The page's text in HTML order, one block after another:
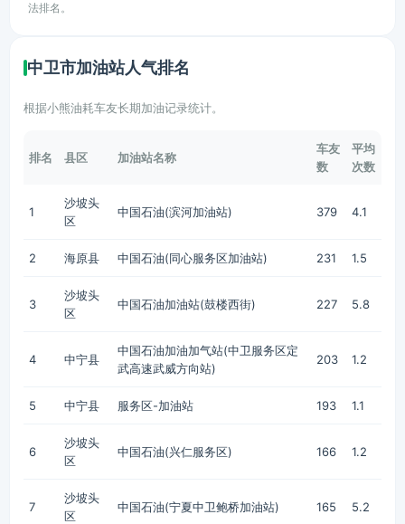
法排名。
中卫市加油站人气排名
根据小熊油耗车友长期加油记录统计。
排名 县区 加油站名称
车友
数
平均
次数
1
沙坡头
区
中国石油(滨河加油站) 379 4.1
2 海原县 中国石油(同心服务区加油站) 231 1.5
3
沙坡头
区
中国石油加油站(鼓楼西街) 227 5.8
4 中宁县
中国石油加油加气站(中卫服务区定
武高速武威方向站)
203 1.2
5 中宁县 服务区-加油站 193 1.1
6
沙坡头
区
中国石油(兴仁服务区) 166 1.2
7
沙坡头
区
中国石油(宁夏中卫鲍桥加油站) 165 5.2